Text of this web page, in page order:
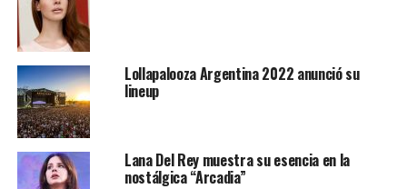
Lollapalooza Argentina 2022 anunció su
lineup
Lana Del Rey muestra su esencia en la
nostálgica “Arcadia”